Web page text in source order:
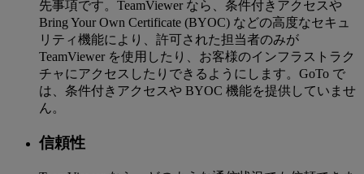
先事項です。TeamViewer なら、条件付きアクセスや
Bring Your Own Certificate (BYOC) などの高度なセキュ
リティ機能により、許可された担当者のみが
TeamViewer を使用したり、お客様のインフラストラク
チャにアクセスしたりできるようにします。GoTo で
は、条件付きアクセスや BYOC 機能を提供していませ
ん。
信頼性